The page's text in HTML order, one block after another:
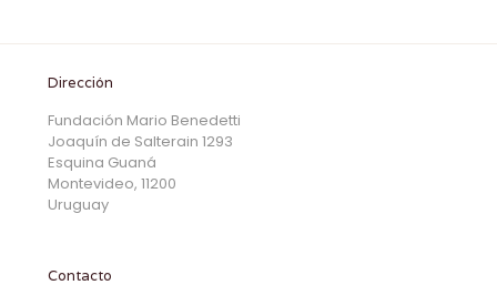
Dirección
Fundación Mario Benedetti
Joaquín de Salterain 1293
Esquina Guaná
Montevideo, 11200
Uruguay
Contacto